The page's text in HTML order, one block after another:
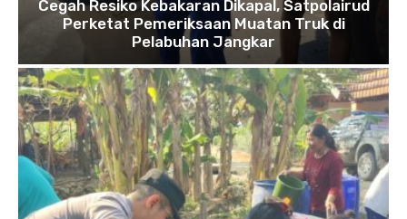
Cegah Resiko Kebakaran Dikapal, Satpolairud
Perketat Pemeriksaan Muatan Truk di
Pelabuhan Jangkar